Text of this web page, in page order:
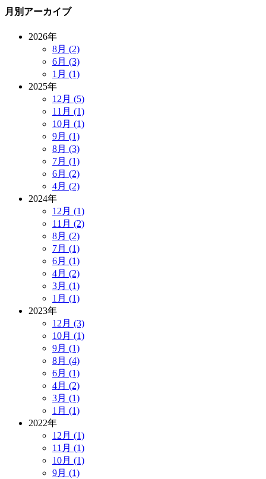
月別アーカイブ
2026年
8月 (2)
6月 (3)
1月 (1)
2025年
12月 (5)
11月 (1)
10月 (1)
9月 (1)
8月 (3)
7月 (1)
6月 (2)
4月 (2)
2024年
12月 (1)
11月 (2)
8月 (2)
7月 (1)
6月 (1)
4月 (2)
3月 (1)
1月 (1)
2023年
12月 (3)
10月 (1)
9月 (1)
8月 (4)
6月 (1)
4月 (2)
3月 (1)
1月 (1)
2022年
12月 (1)
11月 (1)
10月 (1)
9月 (1)